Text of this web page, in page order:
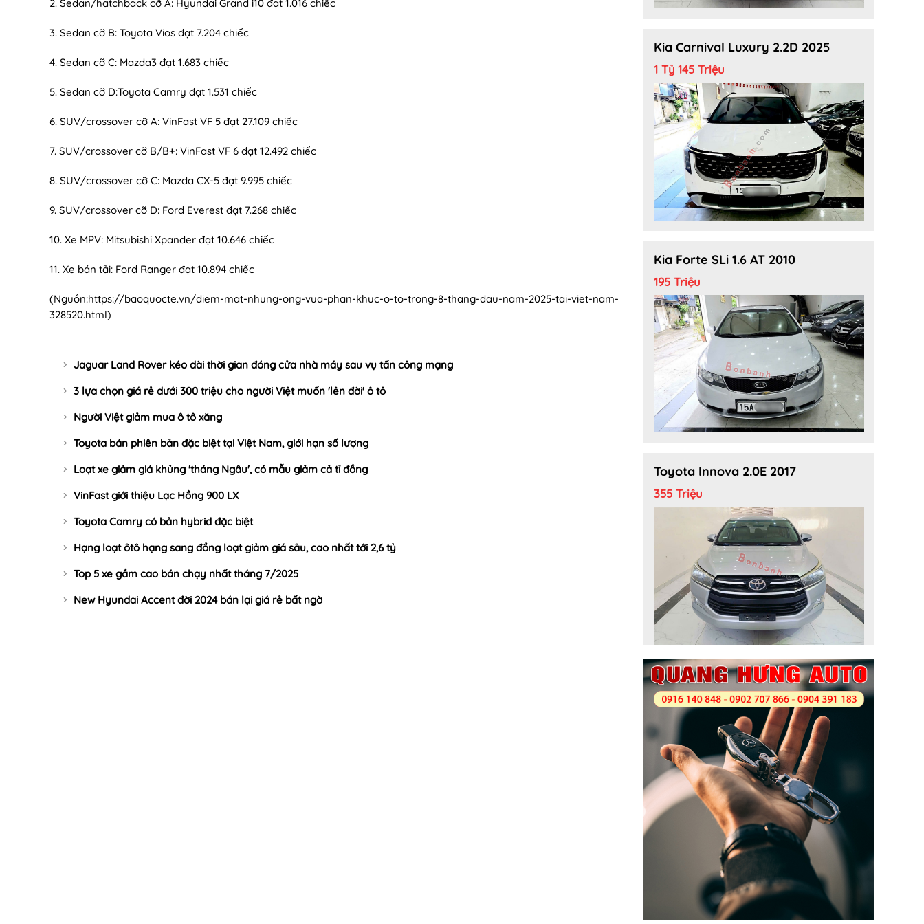
2. Sedan/hatchback cỡ A: Hyundai Grand i10 đạt 1.016 chiếc
3. Sedan cỡ B: Toyota Vios đạt 7.204 chiếc
4. Sedan cỡ C: Mazda3 đạt 1.683 chiếc
5. Sedan cỡ D:Toyota Camry đạt 1.531 chiếc
6. SUV/crossover cỡ A: VinFast VF 5 đạt 27.109 chiếc
7. SUV/crossover cỡ B/B+: VinFast VF 6 đạt 12.492 chiếc
8. SUV/crossover cỡ C: Mazda CX-5 đạt 9.995 chiếc
9. SUV/crossover cỡ D: Ford Everest đạt 7.268 chiếc
10. Xe MPV: Mitsubishi Xpander đạt 10.646 chiếc
11. Xe bán tải: Ford Ranger đạt 10.894 chiếc
(Nguồn:https://baoquocte.vn/diem-mat-nhung-ong-vua-phan-khuc-o-to-trong-8-thang-dau-nam-2025-tai-viet-nam-
328520.html)
Jaguar Land Rover kéo dài thời gian đóng cửa nhà máy sau vụ tấn công mạng
3 lựa chọn giá rẻ dưới 300 triệu cho người Việt muốn 'lên đời' ô tô
Người Việt giảm mua ô tô xăng
Toyota bán phiên bản đặc biệt tại Việt Nam, giới hạn số lượng
Loạt xe giảm giá khủng 'tháng Ngâu', có mẫu giảm cả tỉ đồng
VinFast giới thiệu Lạc Hồng 900 LX
Toyota Camry có bản hybrid đặc biệt
Hạng loạt ôtô hạng sang đồng loạt giảm giá sâu, cao nhất tới 2,6 tỷ
Top 5 xe gầm cao bán chạy nhất tháng 7/2025
New Hyundai Accent đời 2024 bán lại giá rẻ bất ngờ
Kia Carnival Luxury 2.2D 2025
1 Tỷ 145 Triệu
Kia Forte SLi 1.6 AT 2010
195 Triệu
Toyota Innova 2.0E 2017
355 Triệu